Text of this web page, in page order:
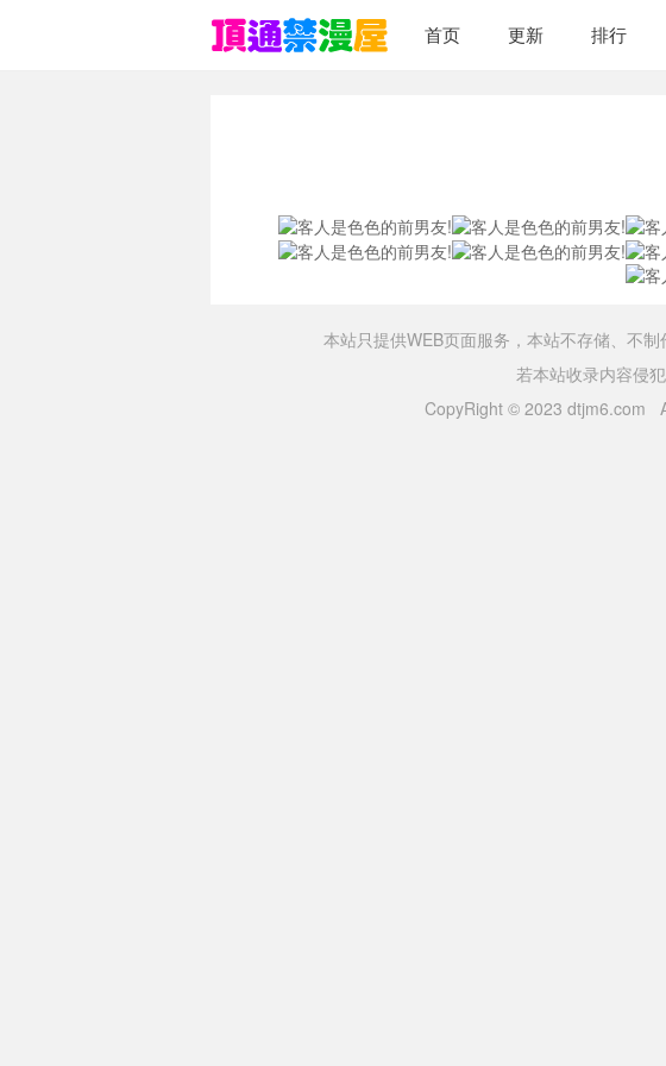
首页 更新 排行
本站只提供WEB页面服务，本站不存储、不
若本站收录内容侵
CopyRight © 2023 dtjm6.com